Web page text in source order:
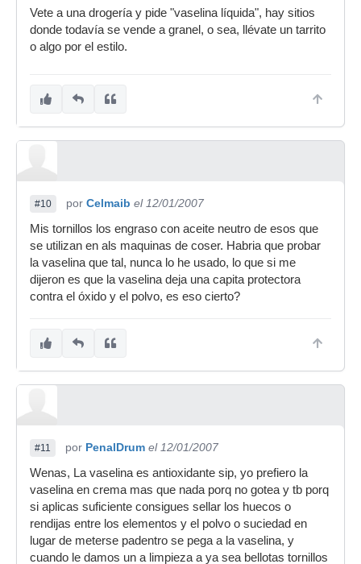
Vete a una drogería y pide "vaselina líquida", hay sitios
donde todavía se vende a granel, o sea, llévate un tarrito
o algo por el estilo.
#10 por Celmaib el 12/01/2007
Mis tornillos los engraso con aceite neutro de esos que
se utilizan en als maquinas de coser. Habria que probar
la vaselina que tal, nunca lo he usado, lo que si me
dijeron es que la vaselina deja una capita protectora
contra el óxido y el polvo, es eso cierto?
#11 por PenalDrum el 12/01/2007
Wenas, La vaselina es antioxidante sip, yo prefiero la
vaselina en crema mas que nada porq no gotea y tb porq
si aplicas suficiente consigues sellar los huecos o
rendijas entre los elementos y el polvo o suciedad en
lugar de meterse padentro se pega a la vaselina, y
cuando le damos un a limpieza a ya sea bellotas tornillos